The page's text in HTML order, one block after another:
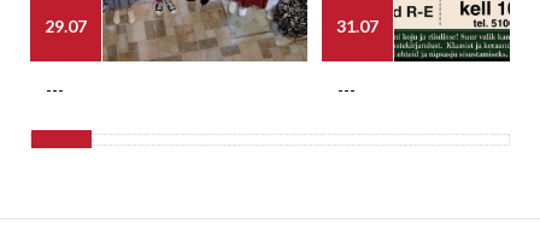
29.07
---
31.07
---